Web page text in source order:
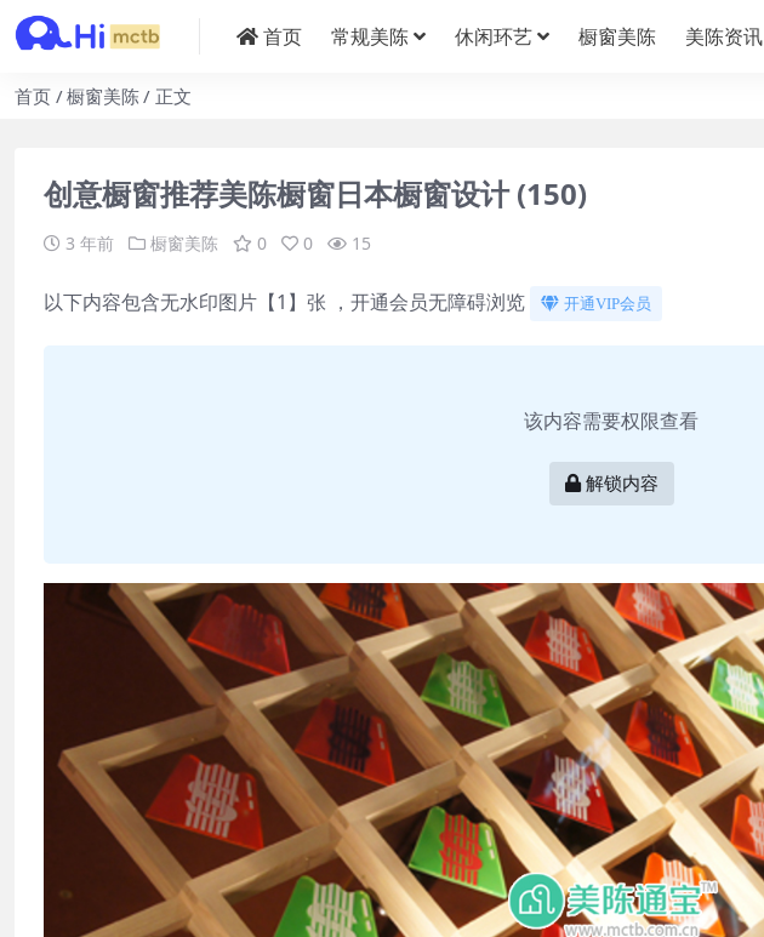
首页 常规美陈 休闲环艺 橱窗美陈 美陈资讯
首页 橱窗美陈 正文
创意橱窗推荐美陈橱窗日本橱窗设计 (150)
3 年前 橱窗美陈 0 0 15
以下内容包含无水印图片【1】张 ，开通会员无障碍浏览 开通VIP会员
该内容需要权限查看
解锁内容